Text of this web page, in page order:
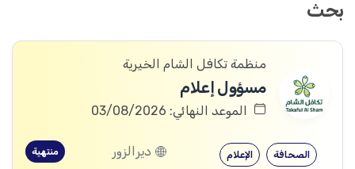
بحث
منظمة تكافل الشام الخيرية
مسؤول إعلام
الموعد النهائي: 03/08/2026
الإعلام الصحافة ديرالزور منتهية